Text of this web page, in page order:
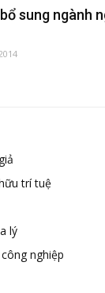
sung ngành
trí tuệ
lý
nghiệp